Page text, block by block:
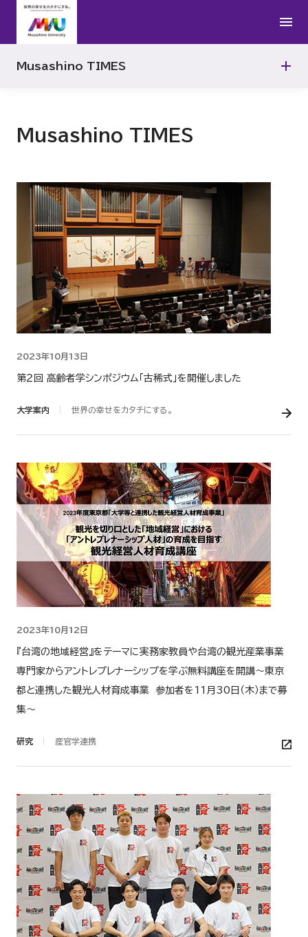
Musashino TIMES
2023年10月13日
第２回 高齢者学シンポジウム「古稀式」を開催しました
大学案内 世界の幸せをカタチにする。
2023年10月12日
『台湾の地域経営』をテーマに実務家教員や台湾の観光産業事業
専門家からアントレプレナーシップを学ぶ無料講座を開講～東京
都と連携した観光人材育成事業 参加者を11月30日（木）まで募
集～
研究 産官学連携
Musashino TIMES
2024年
2023年